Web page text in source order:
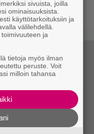
sivuista, joilla
ominaisuuksista.
käyttötarkoituksiin ja
välilehdellä.
ja
tietoja myös ilman
peruste. Voit
milloin tahansa